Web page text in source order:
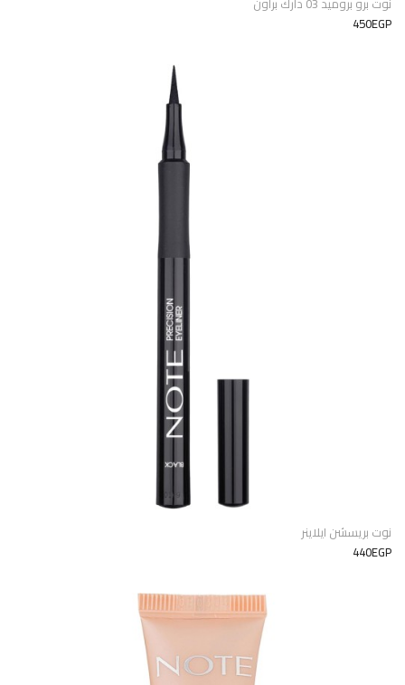
450EGP
نوت بريسشن ايلاينر
440EGP